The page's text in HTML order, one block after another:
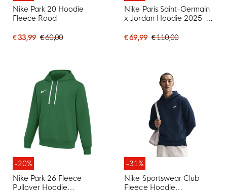
Nike Park 20 Hoodie
Fleece Rood
€ 33,99 € 60,00
Nike Paris Saint-Germain
x Jordan Hoodie 2025-
€ 69,99 € 110,00
-20%
Nike Park 26 Fleece
Pullover Hoodie
-31%
Nike Sportswear Club
Fleece Hoodie